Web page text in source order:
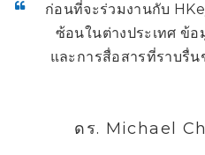
ก่อนที่จะร่วมงานกับ
ซ้อนในต่างประเทศ ข้
และการสื่อสารที่ราบรื่
ดร. Michael